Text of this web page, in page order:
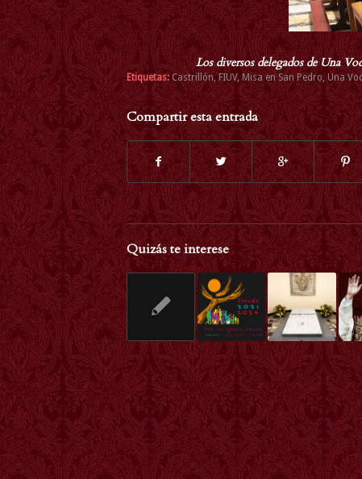
Los diversos delegados de Una
Etiquetas: Castrillón, FIUV, Misa en San Pedro,Una
Compartir esta entrada
Quizás te interese